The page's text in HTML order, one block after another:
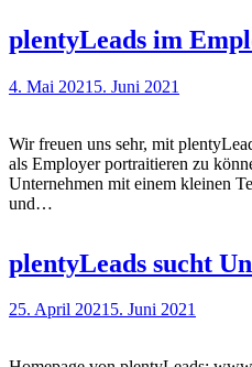
plentyLeads im
4. Mai 2021 5. Juni 2021
Wir freuen uns sehr, mit
als Employer portraitieren zu
Unternehmen mit einem kleinen
und…
plentyLeads sucht
25. April 20215. Juni 2021